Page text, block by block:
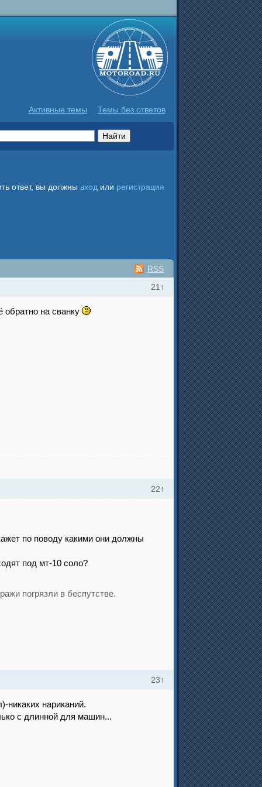
Активные темы Темы без ответов
ответ, вы должны вход или регистрация
RSS
21 ↑
обратно на сванку
22↑
по поводу какими они должны
под мт-10 соло?
погрязли в беспутстве.
23↑
никаких нариканий.
с длинной для машин...